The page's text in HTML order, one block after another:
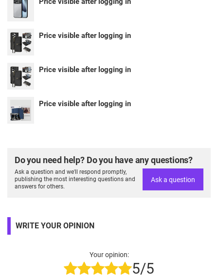
Price visible after logging in
Price visible after logging in
Price visible after logging in
Do you need help? Do you have any questions?
Ask a question and we'll respond promptly,
publishing the most interesting questions and
answers for others.
Ask a question
WRITE YOUR OPINION
Your opinion:
5/5